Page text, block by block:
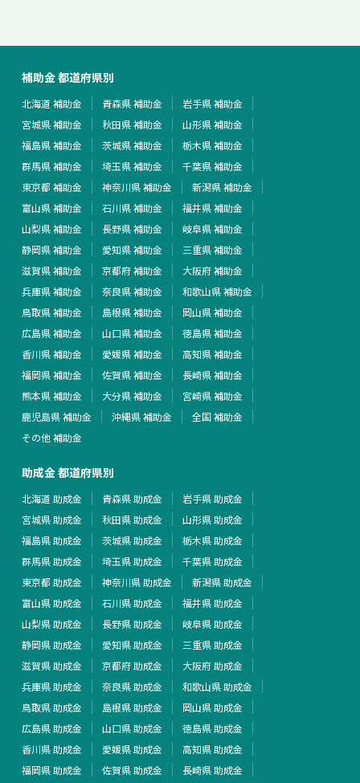
補助金 都道府県別
北海道 補助金 青森県 補助金
岩手県 補助金
宮城県 補助金
秋田県 補助金
山形県 補助金
福島県 補助金
茨城県 補助金
栃木県 補助金
群馬県 補助金
埼玉県 補助金
千葉県 補助金
東京都 補助金
神奈川県 補助金
新潟県 補助金
富山県 補助金
石川県 補助金
福井県 補助金
山梨県 補助金
長野県 補助金
岐阜県 補助金
静岡県 補助金
愛知県 補助金
三重県 補助金
滋賀県 補助金
京都府 補助金
大阪府 補助金
兵庫県 補助金
奈良県 補助金
和歌山県 補助金
鳥取県 補助金
島根県 補助金
岡山県 補助金
広島県 補助金
山口県 補助金
徳島県 補助金
香川県 補助金
愛媛県 補助金
高知県 補助金
福岡県 補助金
佐賀県 補助金
長崎県 補助金
熊本県 補助金
大分県 補助金
宮崎県 補助金
鹿児島県 補助金
沖縄県 補助金
全国 補助金
その他 補助金
助成金 都道府県別
北海道 助成金 青森県 助成金
岩手県 助成金
宮城県 助成金
秋田県 助成金
山形県 助成金
福島県 助成金
茨城県 助成金
栃木県 助成金
群馬県 助成金
埼玉県 助成金
千葉県 助成金
東京都 助成金
神奈川県 助成金
新潟県 助成金
富山県 助成金
石川県 助成金
福井県 助成金
山梨県 助成金
長野県 助成金
岐阜県 助成金
静岡県 助成金
愛知県 助成金
三重県 助成金
滋賀県 助成金
京都府 助成金
大阪府 助成金
兵庫県 助成金
奈良県 助成金
和歌山県 助成金
鳥取県 助成金
島根県 助成金
岡山県 助成金
広島県 助成金
山口県 助成金
徳島県 助成金
香川県 助成金
愛媛県 助成金
高知県 助成金
福岡県 助成金
佐賀県 助成金
長崎県 助成金